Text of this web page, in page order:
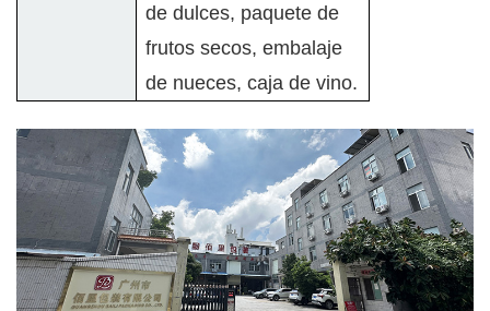
de dulces, paquete de
frutos secos, embalaje
de nueces, caja de vino.